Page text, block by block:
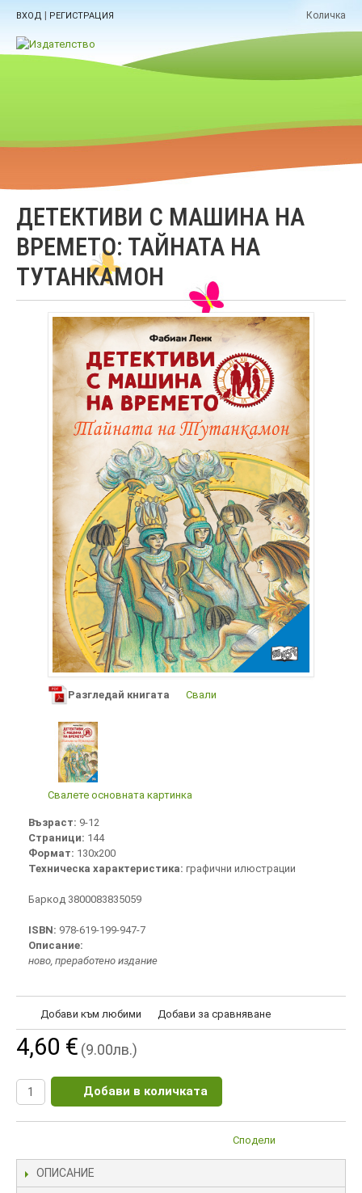
ВХОД | РЕГИСТРАЦИЯ Количка
ДЕТЕКТИВИ С МАШИНА НА
ВРЕМЕТО: ТАЙНАТА НА
ТУТАНКАМОН
Разгледай книгата Свали
Свалете основната картинка
Възраст: 9-12
Страници: 144
Формат: 130х200
Техническа характеристика: графични илюстрации
Баркод 3800083835059
ISBN: 978-619-199-947-7
Описание:
ново, преработено издание
Добави към любими Добави за сравняване
4,60 € (9.00лв.)
Добави в количката
Сподели
ОПИСАНИЕ